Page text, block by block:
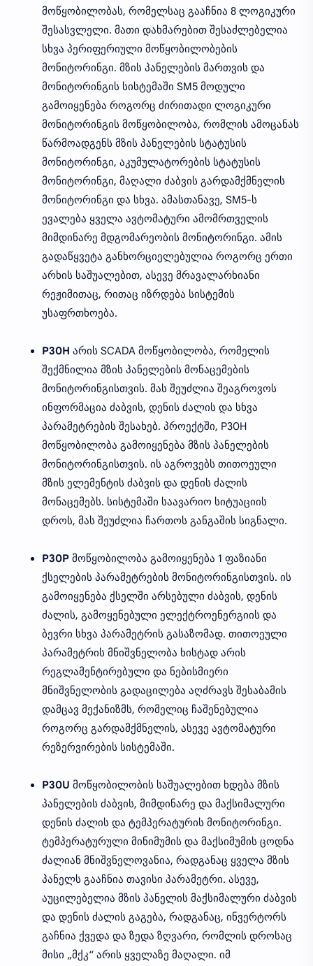
მოწყობილობას, რომელსაც გააჩნია 8 ლოგიკური
შესასვლელი. მათი დახმარებით შესაძლებელია
სხვა პერიფერიული მოწყობილობების
მონიტორინგი. მზის პანელების მართვის და
მონიტორინგის სისტემაში SM5 მოდული
გამოიყენება როგორც ძირითადი ლოგიკური
მონიტორინგის მოწყობილობა, რომლის ამოცანას
წარმოადგენს მზის პანელების სტატუსის
მონიტორინგი, აკუმულატორების სტატუსის
მონიტორინგი, მაღალი ძაბვის გარდამქმნელის
მონიტორინგი და სხვა. ამასთანავე, SM5-ს
ევალება ყველა ავტომატური ამომრთველის
მიმდინარე მდგომარეობის მონიტორინგი. ამის
გადაწყვეტა განხორციელებულია როგორც ერთი
არხის საშუალებით, ასევე მრავალარხიანი
რეჟიმითაც, რითაც იზრდება სისტემის
უსაფრთხოება.
P30H არის SCADA მოწყობილობა, რომელის
შექმნილია მზის პანელების მონაცემების
მონიტორინგისთვის. მას შეუძლია შეაგროვოს
ინფორმაცია ძაბვის, დენის ძალის და სხვა
პარამეტრების შესახებ. პროექტში, P30H
მოწყობილობა გამოიყენება მზის პანელების
მონიტორინგისთვის. ის აგროვებს თითოეული
მზის ელემენტის ძაბვის და დენის ძალის
მონაცემებს. სისტემაში საავარიო სიტუაციის
დროს, მას შეუძლია ჩართოს განგაშის სიგნალი.
P30P მოწყობილობა გამოიყენება 1 ფაზიანი
ქსელების პარამეტრების მონიტორინგისთვის. ის
გამოიყენება ქსელში არსებული ძაბვის, დენის
ძალის, გამოყენებული ელექტროენერგიის და
ბევრი სხვა პარამეტრის გასაზომად. თითოეული
პარამეტრის მნიშვნელობა ხისტად არის
რეგლამენტირებული და ნებისმიერი
მნიშვნელობის გადაცილება აღძრავს შესაბამის
დამცავ მექანიზმს, რომელიც ჩაშენებულია
როგორც გარდამქმნელის, ასევე ავტომატური
რეზერვირების სისტემაში.
P30U მოწყობილობის საშუალებით ხდება მზის
პანელების ძაბვის, მიმდინარე და მაქსიმალური
დენის ძალის და ტემპერატურის მონიტორინგი.
ტემპერატურული მინიმუმის და მაქსიმუმის ცოდნა
ძალიან მნიშვნელოვანია, რადგანაც ყველა მზის
პანელს გააჩნია თავისი პარამეტრი. ასევე,
აუცილებელია მზის პანელის მაქსიმალური ძაბვის
და დენის ძალის გაგება, რადგანაც, ინვერტორს
გაჩნია ქვედა და ზედა ზღვარი, რომლის დროსაც
მისი „მქკ“ არის ყველაზე მაღალი. იმ